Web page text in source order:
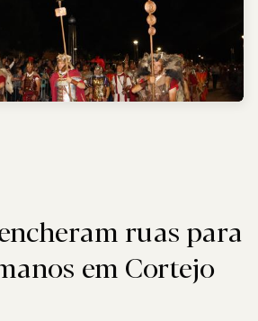
ruas para
em Cortejo